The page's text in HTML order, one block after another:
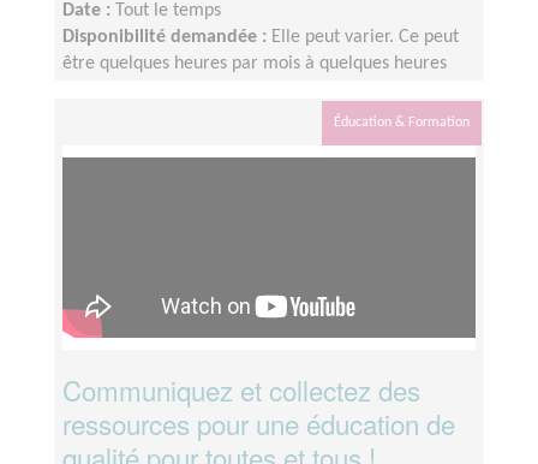
Date :
Tout le temps
Disponibilité demandée : Elle peut varier. Ce peut
être quelques heures par mois à quelques heures
Éducation & Formation
Communiquez et collectez des
ressources pour une éducation de